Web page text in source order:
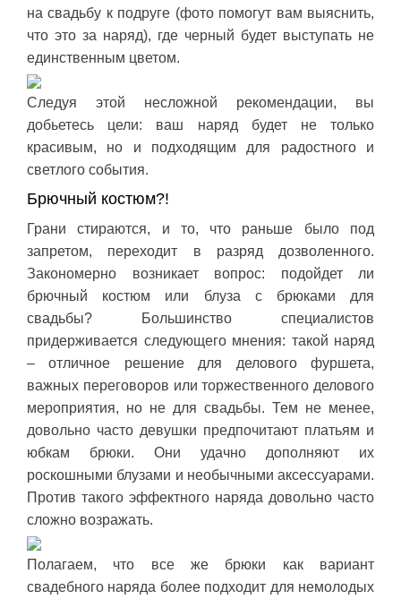
на свадьбу к подруге (фото помогут вам выяснить,
что это за наряд), где черный будет выступать не
единственным цветом.
Следуя этой несложной рекомендации, вы
добьетесь цели: ваш наряд будет не только
красивым, но и подходящим для радостного и
светлого события.
Брючный костюм?!
Грани стираются, и то, что раньше было под
запретом, переходит в разряд дозволенного.
Закономерно возникает вопрос: подойдет ли
брючный костюм или блуза с брюками для
свадьбы? Большинство специалистов
придерживается следующего мнения: такой наряд
– отличное решение для делового фуршета,
важных переговоров или торжественного делового
мероприятия, но не для свадьбы. Тем не менее,
довольно часто девушки предпочитают платьям и
юбкам брюки. Они удачно дополняют их
роскошными блузами и необычными аксессуарами.
Против такого эффектного наряда довольно часто
сложно возражать.
Полагаем, что все же брюки как вариант
свадебного наряда более подходит для немолодых